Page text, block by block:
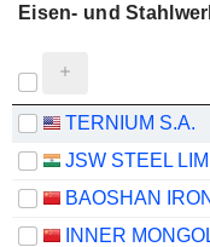
Eisen- und
TERNIUM S.A.
JSW STEEL